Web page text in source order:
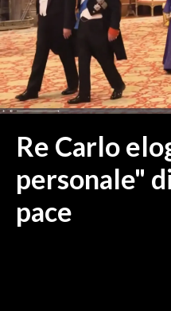
ORISTANO E PROVINCIA
SASSARI E PROVINCIA
GALLURA
NUORO E PROVINCIA
OGLIASTRA
ITALIA
MONDO
Re Carlo
personale"
pace